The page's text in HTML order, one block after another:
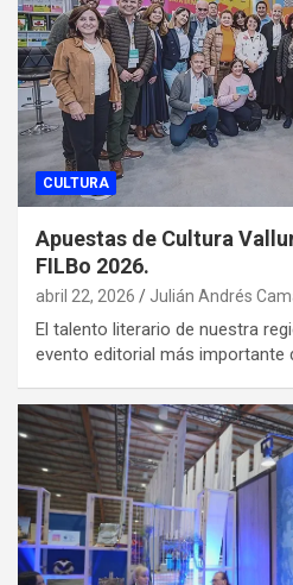
CULTURA
Apuestas de Cultura
FILBo 2026.
abril 22, 2026 Julián Andrés
El talento literario de nuestra
evento editorial más importante